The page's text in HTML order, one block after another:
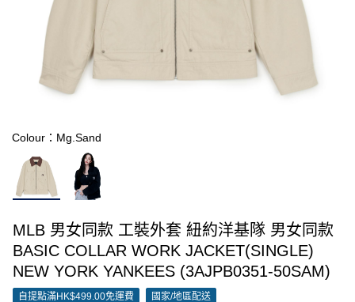
Colour：Mg.Sand
MLB 男女同款 工裝外套 紐約洋基隊 男女同款
BASIC COLLAR WORK JACKET(SINGLE)
NEW YORK YANKEES (3AJPB0351-50SAM)
自提點滿HK$499.00免運費 國家/地區配送